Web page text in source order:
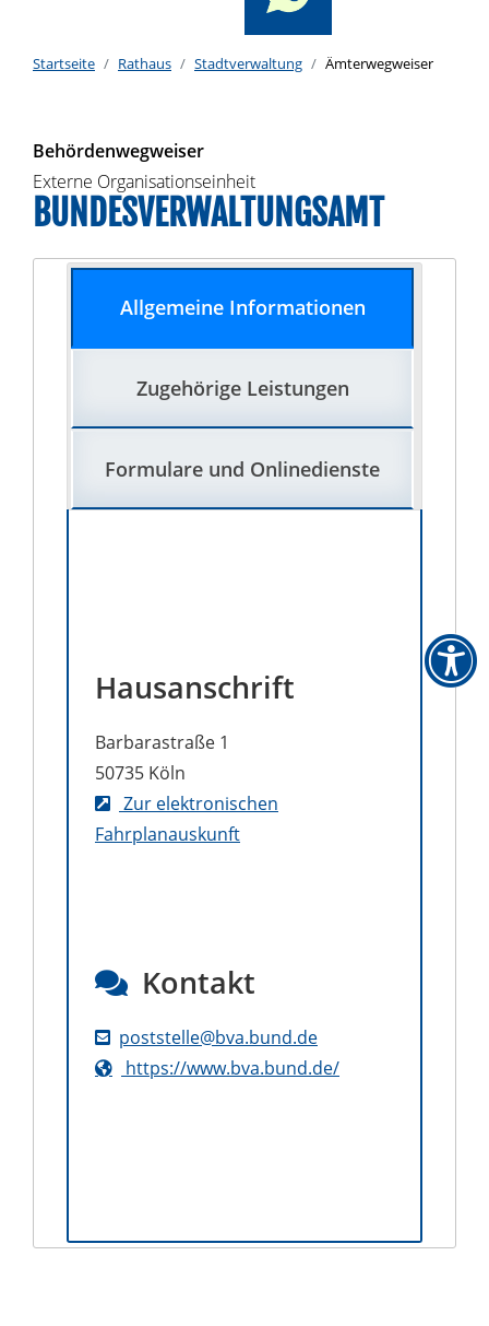
Startseite Rathaus Stadtverwaltung Ämterwegweiser
Behördenwegweiser
Externe Organisationseinheit
BUNDESVERWALTUNGSAMT
Allgemeine Informationen
Zugehörige Leistungen
Formulare und Onlinedienste
Hausanschrift
Barbarastraße 1
50735 Köln
Zur elektronischen
Fahrplanauskunft
Kontakt
poststelle@bva.bund.de
https://www.bva.bund.de/